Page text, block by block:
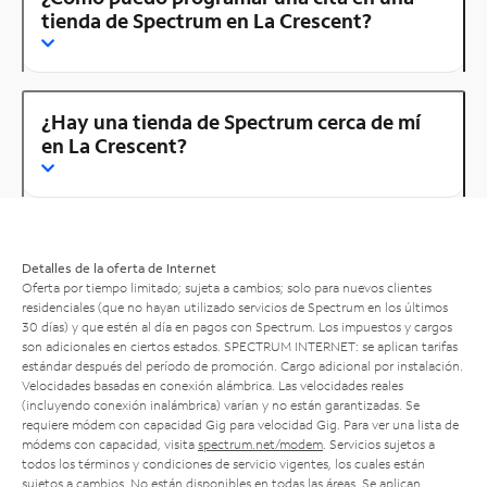
tienda de Spectrum en La Crescent?
¿Hay una tienda de Spectrum cerca de mí
en La Crescent?
Detalles de la oferta de Internet
Oferta por tiempo limitado; sujeta a cambios; solo para nuevos clientes
residenciales (que no hayan utilizado servicios de Spectrum en los últimos
30 días) y que estén al día en pagos con Spectrum. Los impuestos y cargos
son adicionales en ciertos estados. SPECTRUM INTERNET: se aplican tarifas
estándar después del período de promoción. Cargo adicional por instalación.
Velocidades basadas en conexión alámbrica. Las velocidades reales
(incluyendo conexión inalámbrica) varían y no están garantizadas. Se
requiere módem con capacidad Gig para velocidad Gig. Para ver una lista de
módems con capacidad, visita spectrum.net/modem . Servicios sujetos a
todos los términos y condiciones de servicio vigentes, los cuales están
sujetos a cambios. No están disponibles en todas las áreas. Se aplican